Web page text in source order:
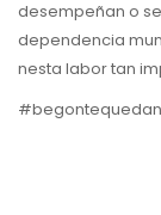
desempeñan o
dependencia
nesta labor tan